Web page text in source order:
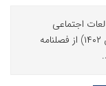
اجتماعی
جهاددانشگاهی شماره هشتم (دوره سوم، تابستان ۱۴۰۲) از فصلنامه